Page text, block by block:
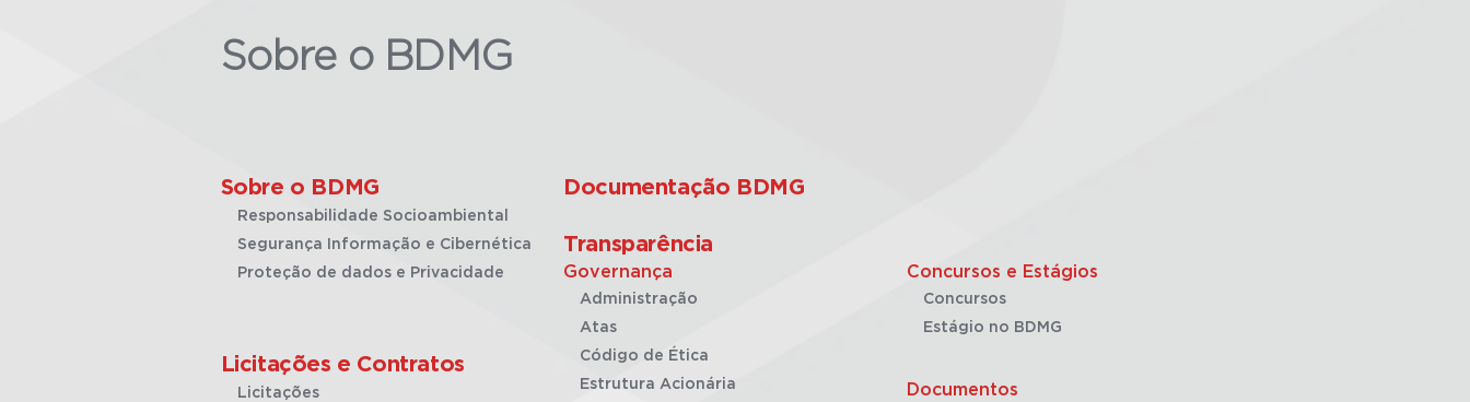
Sobre o BDMG
Sobre o BDMG
Responsabilidade Socioambiental
Segurança Informação e Cibernética
Proteção de dados e Privacidade
Licitações e Contratos
Licitações
Documentação BDMG
Transparência
Governança
Administração
Atas
Código de Ética
Estrutura Acionária
Concursos e Estágios
Concursos
Estágio no BDMG
Documentos